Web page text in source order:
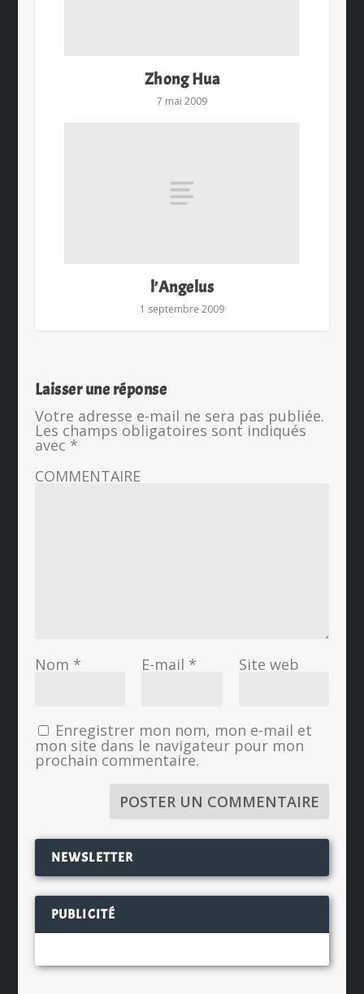
Zhong Hua
7 mai 2009
l’Angelus
1 septembre 2009
Laisser une réponse
Votre adresse e-mail ne sera pas publiée.
Les champs obligatoires sont indiqués
avec *
COMMENTAIRE
Nom * E-mail * Site web
Enregistrer mon nom, mon e-mail et
mon site dans le navigateur pour mon
prochain commentaire.
NEWSLETTER
PUBLICITÉ